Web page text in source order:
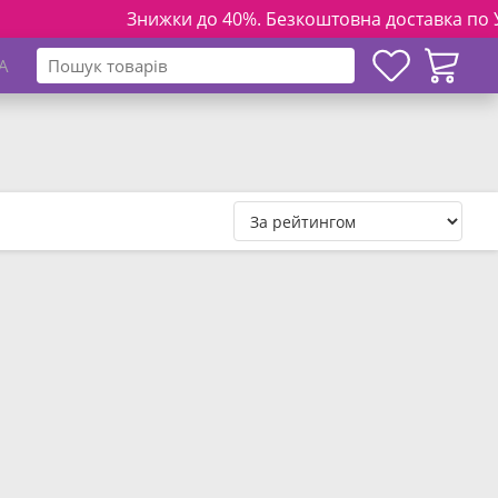
Знижки до 40%. Безкоштовна доставка по